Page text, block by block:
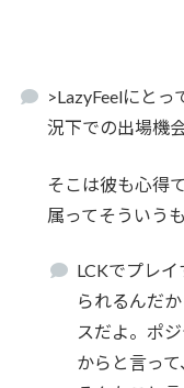
>LazyFeelにと
況下での出場機
そこは彼も心得
属ってそういう
LCKでプレ
られるんだ
スだよ。ポ
からと言っ